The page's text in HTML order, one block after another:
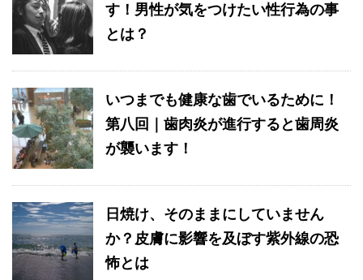
す！男性が気をつけたい性行為の事
とは？
いつまでも健康な歯でいるために！
第八回｜歯肉炎が進行すると歯周炎
が襲います！
日焼け、そのままにしていません
か？皮膚に影響を及ぼす紫外線の恐
怖とは